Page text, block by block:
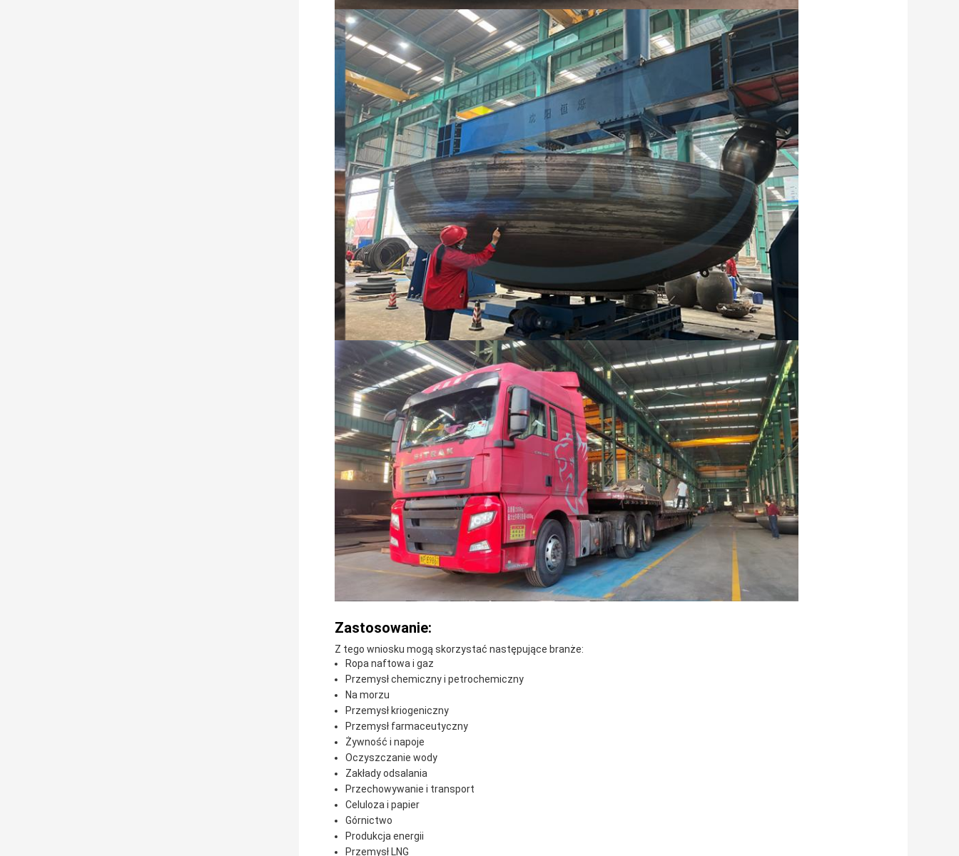
Zastosowanie:
Z tego wniosku mogą skorzystać następujące branże:
Ropa naftowa i gaz
Przemysł chemiczny i petrochemiczny
Na morzu
Przemysł kriogeniczny
Przemysł farmaceutyczny
Żywność i napoje
Oczyszczanie wody
Zakłady odsalania
Przechowywanie i transport
Celuloza i papier
Górnictwo
Produkcja energii
Przemysł LNG